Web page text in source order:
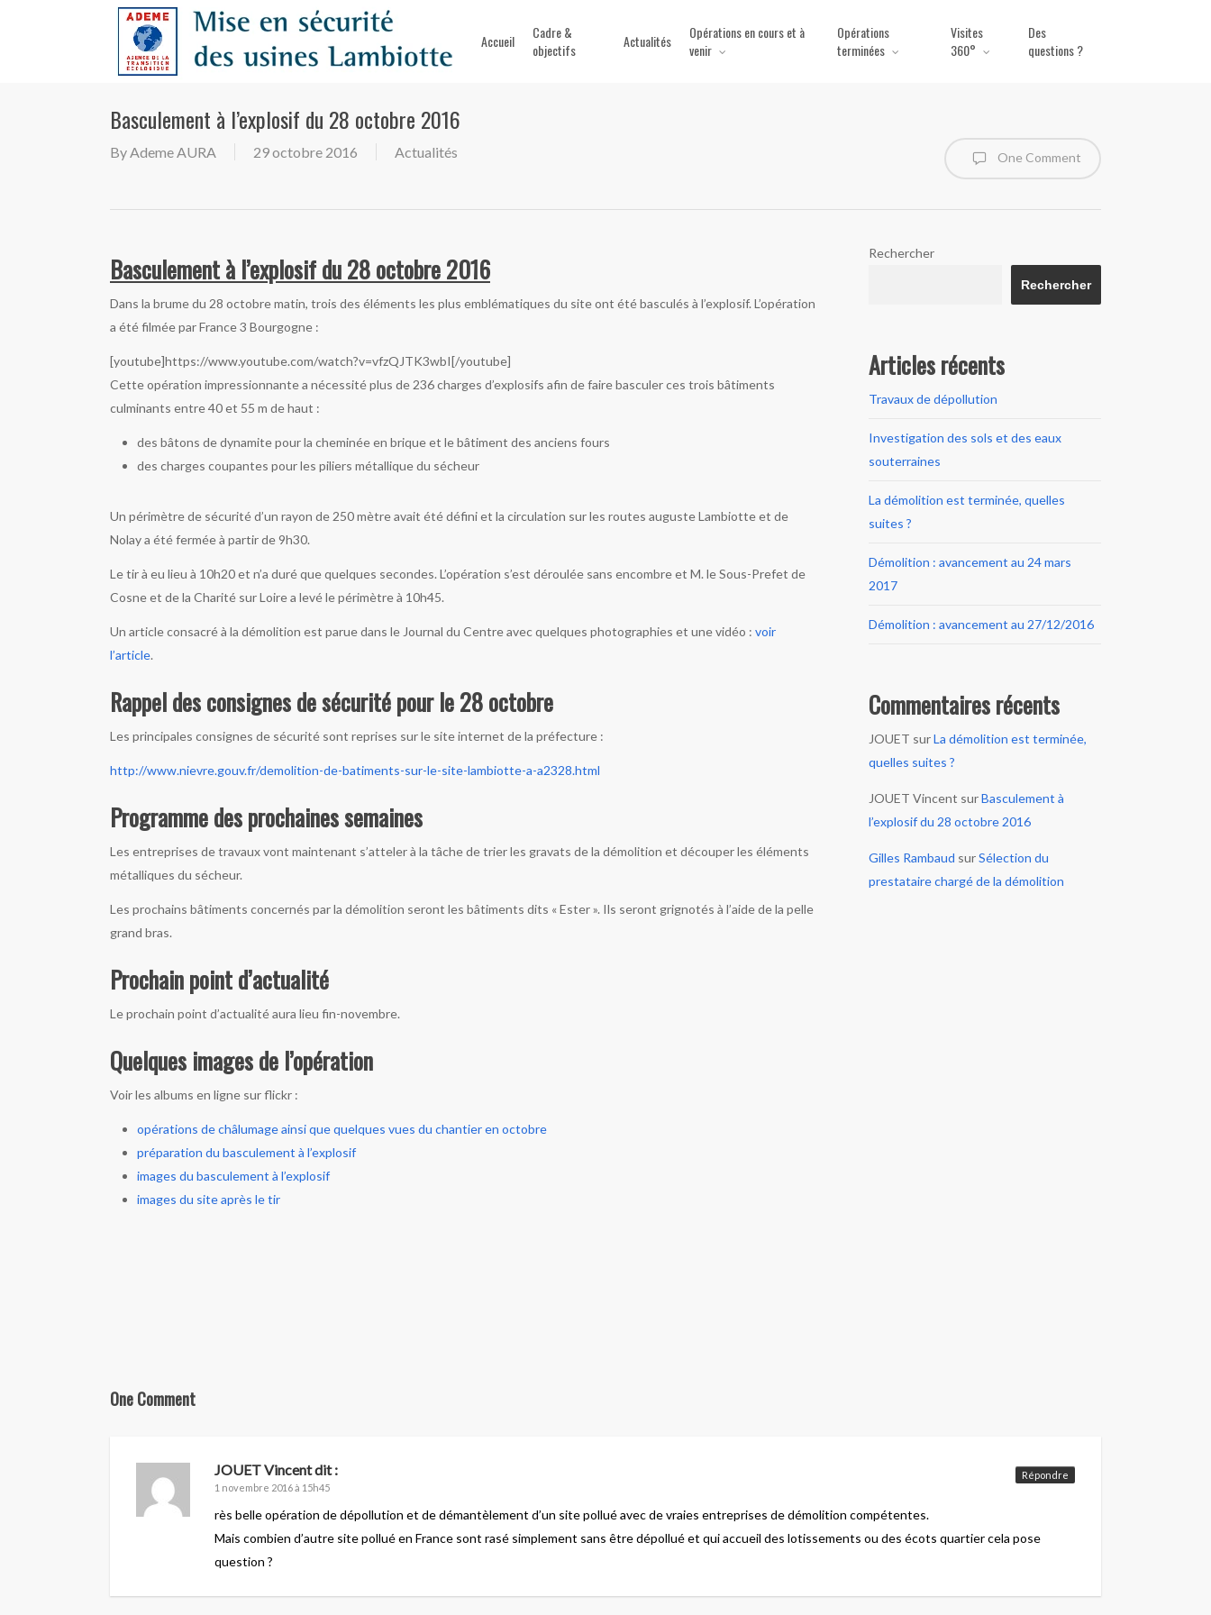
Accueil
Cadre &
objectifs
Actualités
Opérations en cours et à
venir
Opérations
terminées
Visites
360°
Des
questions ?
Basculement à l’explosif du 28 octobre 2016
ByAdeme AURA 29 octobre 2016 Actualités One Comment
Basculement à l’explosif du 28 octobre 2016
Dans la brume du 28 octobre matin, trois des éléments les plus emblématiques du site ont été basculés à l’explosif. L’opération
a été filmée par France 3 Bourgogne :
[youtube]https://www.youtube.com/watch?v=vfzQJTK3wbI[/youtube]
Cette opération impressionnante a nécessité plus de 236 charges d’explosifs afin de faire basculer ces trois bâtiments
culminants entre 40 et 55 m de haut :
des bâtons de dynamite pour la cheminée en brique et le bâtiment des anciens fours
des charges coupantes pour les piliers métallique du sécheur
Un périmètre de sécurité d’un rayon de 250 mètre avait été défini et la circulation sur les routes auguste Lambiotte et de
Nolay a été fermée à partir de 9h30.
Le tir à eu lieu à 10h20 et n’a duré que quelques secondes. L’opération s’est déroulée sans encombre et M. le Sous-Prefet de
Cosne et de la Charité sur Loire a levé le périmètre à 10h45.
Un article consacré à la démolition est parue dans le Journal du Centre avec quelques photographies et une vidéo : voir
l’article.
Rappel des consignes de sécurité pour le 28 octobre
Les principales consignes de sécurité sont reprises sur le site internet de la préfecture :
http://www.nievre.gouv.fr/demolition-de-batiments-sur-le-site-lambiotte-a-a2328.html
Programme des prochaines semaines
Les entreprises de travaux vont maintenant s’atteler à la tâche de trier les gravats de la démolition et découper les éléments
métalliques du sécheur.
Les prochains bâtiments concernés par la démolition seront les bâtiments dits « Ester ». Ils seront grignotés à l’aide de la pelle
grand bras.
Prochain point d’actualité
Le prochain point d’actualité aura lieu fin-novembre.
Quelques images de l’opération
Voir les albums en ligne sur flickr :
opérations de châlumage ainsi que quelques vues du chantier en octobre
préparation du basculement à l’explosif
images du basculement à l’explosif
images du site après le tir
Rechercher
Rechercher
Articles récents
Travaux de dépollution
Investigation des sols et des eaux
souterraines
La démolition est terminée, quelles
suites ?
Démolition : avancement au 24 mars
2017
Démolition : avancement au 27/12/2016
Commentaires récents
JOUET surLa démolition est terminée,
quelles suites ?
JOUET Vincent surBasculement à
l’explosif du 28 octobre 2016
Gilles Rambaud surSélection du
prestataire chargé de la démolition
One Comment
JOUET Vincentdit :
1 novembre 2016 à 15h45
rès belle opération de dépollution et de démantèlement d’un site pollué avec de vraies entreprises de démolition compétentes.
Mais combien d’autre site pollué en France sont rasé simplement sans être dépollué et qui accueil des lotissements ou des écots quartier cela pose
question ?
Répondre